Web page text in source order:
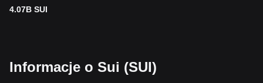
4.07B SUI
Informacje o Sui (SUI)